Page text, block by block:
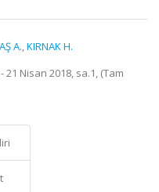
A.,KIRNAK H.
Nisan 2018, sa.1, (Tam